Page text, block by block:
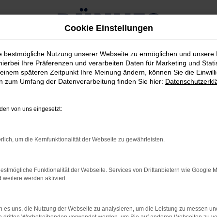
für Weiden kaufen
für Weiden
QUALITÄTSFANS IN
der Vernunft betrachten, landen Sie schnell bei einem Ford
gleichermaßen Kritiker wie Fahrerinnen und Fahrer
direkt zu Ihnen nach Weiden oder in die Umgebung.
Jahren vorschwebt. Oftmals besteht sogar die Möglichkeit,
Cookie Einstellungen
bestmögliche Nutzung unserer Webseite zu ermöglichen und unsere
Ihre Präferenzen und verarbeiten Daten für Marketing und
späteren Zeitpunkt Ihre Meinung ändern, können Sie die
zum Umfang der Datenverarbeitung finden Sie hier:
von uns eingesetzt:
um die Kernfunktionalität der Webseite zu gewährleisten.
Funktionalität der Webseite. Services von Drittanbietern wie Google
weitere werden aktiviert.
es uns, die Nutzung der Webseite zu analysieren, um die Leistung zu messen